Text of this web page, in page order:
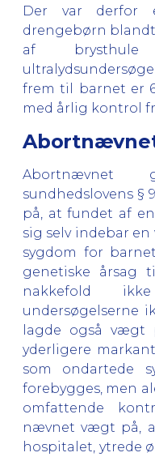
Der var derfor
drengebørn
af
frem til barnet er
med årlig kontrol
Abortnævnet
sundhedslovens §
på, at fundet af
sig selv indebar
sygdom for
genetiske årsag
nakkefold
undersøgelserne
lagde også vægt
yderligere
som ondartede
forebygges, men
omfattende
nævnet vægt på,
hospitalet, ytrede